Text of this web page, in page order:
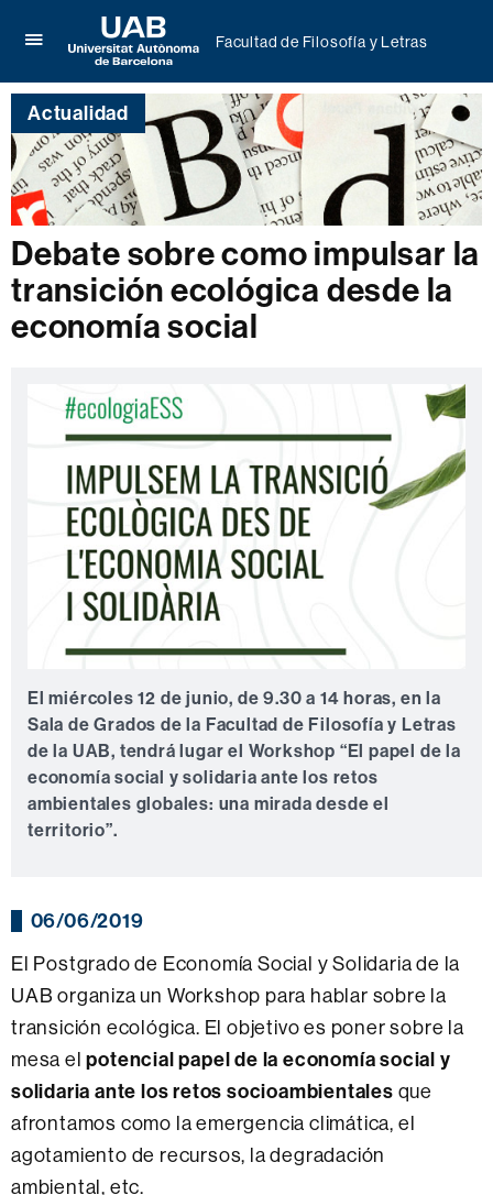
aquí
para
desplegar
el
menú
de
Facultad
de
Filosofía
y
Letras
Universitat
Autònoma
de
Barcelona
Facultad de Filosofía y Letras
Actualidad
Debate sobre como impulsar la
transición ecológica desde la
economía social
El miércoles 12 de junio, de 9.30 a 14 horas, en la
Sala de Grados de la Facultad de Filosofía y Letras
de la UAB, tendrá lugar el Workshop “El papel de la
economía social y solidaria ante los retos
ambientales globales: una mirada desde el
territorio”.
06/06/2019
El Postgrado de Economía Social y Solidaria de la
UAB organiza un Workshop para hablar sobre la
transición ecológica. El objetivo es poner sobre la
mesa elpotencial papel de la economía social y
solidaria ante los retos socioambientales que
afrontamos como la emergencia climática, el
agotamiento de recursos, la degradación
ambiental, etc.